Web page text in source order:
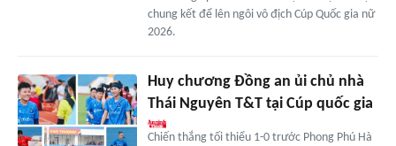
chung kết để lên ngôi vô địch Cúp Quốc gia nữ
2026.
Huy chương Đồng an ủi chủ nhà
Thái Nguyên T&T tại Cúp quốc gia
Chiến thắng tối thiểu 1-0 trước Phong Phú Hà